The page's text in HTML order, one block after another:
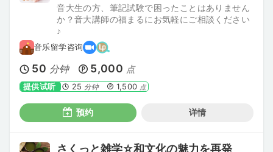
音大生の方、筆記試験で困ったことはありません
か？音大講師の福まるにお気軽にご相談ください
♪
音乐留学咨询
50 分钟 5,000 点
提供试听 25 分钟 1,500 点
预约 详情
さくっと雑学☆和文化の魅力を再発